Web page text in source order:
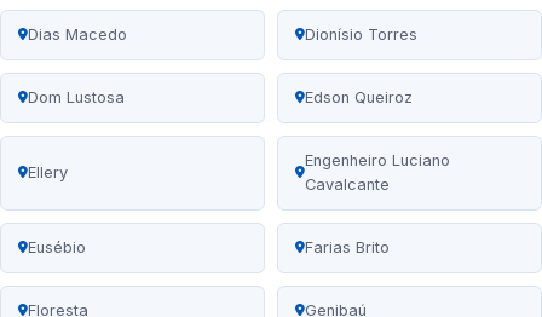
Dias Macedo Dionísio Torres
Dom Lustosa Edson Queiroz
Ellery
Engenheiro Luciano
Cavalcante
Eusébio Farias Brito
Floresta Genibaú